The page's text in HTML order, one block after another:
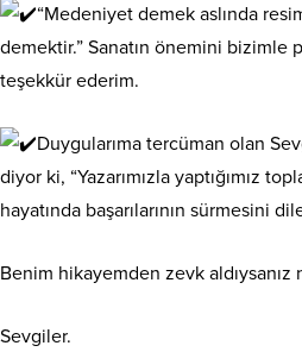
“Medeniyet demek aslında
demektir.” Sanatın önemini bizimle
teşekkür ederim.
Duygularıma tercüman olan
diyor ki, “Yazarımızla yaptığımız
hayatında başarılarının sürmesini
Benim hikayemden zevk aldıysanız
Sevgiler.